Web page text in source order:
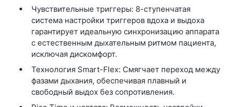
Чувствительные триггеры: 8-ступенчатая
система настройки триггеров вдоха и выдоха
гарантирует идеальную синхронизацию аппарата
с естественным дыхательным ритмом пациента,
исключая дискомфорт.
Технология Smart-Flex: Смягчает переход между
фазами дыхания, обеспечивая плавный и
свободный выдох без сопротивления.